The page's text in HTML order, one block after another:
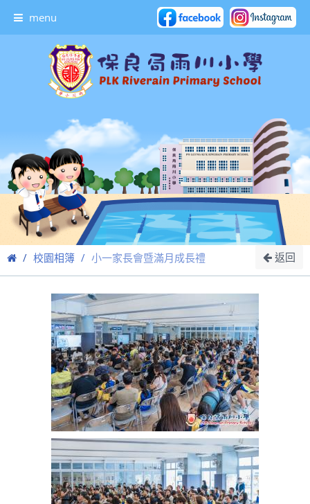
menu
校園相簿 小一家長會暨滿月成長禮 返回